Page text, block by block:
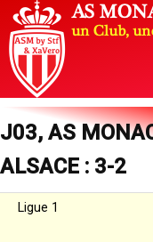
J03, AS
ALSACE : 3-2
Ligue 1